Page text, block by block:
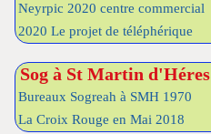
Neyrpic 2020 centre commercial
2020 Le projet de téléphérique
Sog à St Martin d'Héres
Bureaux Sogreah à SMH 1970
La Croix Rouge en Mai 2018